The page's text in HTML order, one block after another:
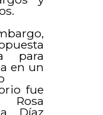
para
en un
fue